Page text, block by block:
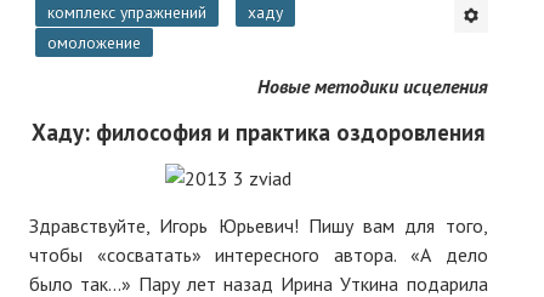
О нас пишут
О журнале
Презентация новых книг
Нам пишут
комплекс упражнений
хаду
омоложение
Новые методики исцеления
Хаду: философия и практика оздоровления
Здравствуйте, Игорь Юрьевич! Пишу вам для того,
чтобы «сосватать» интересного автора. «А дело
было так...» Пару лет назад Ирина Уткина подарила